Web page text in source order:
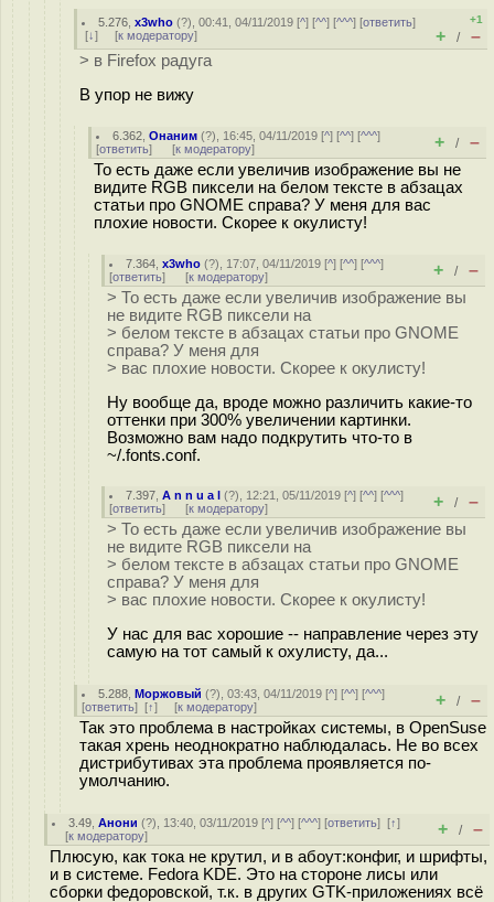
5.276 ,x3who (?), 00:41, 04/11/2019 [^] [^^] [^^^] [ответить]
[↓] [к модератору]
+1
+ / –
> в Firefox радуга
В упор не вижу
6.362 ,Онаним (?), 16:45, 04/11/2019 [^] [^^] [^^^]
[ответить] [к модератору] + / –
То есть даже если увеличив изображение вы не
видите RGB пиксели на белом тексте в абзацах
статьи про GNOME справа? У меня для вас
плохие новости. Скорее к окулисту!
7.364 ,x3who (?), 17:07, 04/11/2019 [^] [^^] [^^^]
[ответить] [к модератору] + / –
> То есть даже если увеличив изображение вы
не видите RGB пиксели на
> белом тексте в абзацах статьи про GNOME
справа? У меня для
> вас плохие новости. Скорее к окулисту!
Ну вообще да, вроде можно различить какие-то
оттенки при 300% увеличении картинки.
Возможно вам надо подкрутить что-то в
~/.fonts.conf.
7.397 ,A n n u a l (?), 12:21, 05/11/2019 [^] [^^] [^^^]
[ответить] [к модератору] + / –
> То есть даже если увеличив изображение вы
не видите RGB пиксели на
> белом тексте в абзацах статьи про GNOME
справа? У меня для
> вас плохие новости. Скорее к окулисту!
У нас для вас хорошие -- направление через эту
самую на тот самый к оxулисту, да...
5.288 ,Моржовый (?), 03:43, 04/11/2019 [^] [^^] [^^^]
[ответить] [↑] [к модератору] + / –
Так это проблема в настройках системы, в OpenSuse
такая хрень неоднократно наблюдалась. Не во всех
дистрибутивах эта проблема проявляется по-
умолчанию.
3.49 ,Анони (?), 13:40, 03/11/2019 [^] [^^] [^^^] [ответить][↑]
[к модератору] + / –
Плюсую, как тока не крутил, и в абоут:конфиг, и шрифты,
и в системе. Fedora KDE. Это на стороне лисы или
сборки федоровской, т.к. в других GTK-приложениях всё